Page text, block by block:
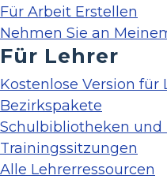
Für Arbeit Erstellen
Nehmen Sie an
Für Lehrer
Kostenlose Version für
Bezirkspakete
Schulbibliotheken und
Trainingssitzungen
Alle Lehrerressourcen